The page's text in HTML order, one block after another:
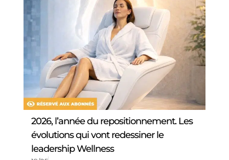
2026, l’année du repositionnement. Les
évolutions qui vont redessiner le
leadership Wellness